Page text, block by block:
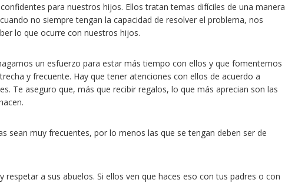
para nuestros hijos. Ellos tratan temas difíciles de una manera
no siempre tengan la capacidad de resolver el problema, nos
lo que ocurre con nuestros hijos.
un esfuerzo para estar más tiempo con ellos y que fomentemos
y frecuente. Hay que tener atenciones con ellos de acuerdo a
Te aseguro que, más que recibir regalos, lo que más aprecian son las
sean muy frecuentes, por lo menos las que se tengan deben ser de
respetar a sus abuelos. Si ellos ven que haces eso con tus padres o con